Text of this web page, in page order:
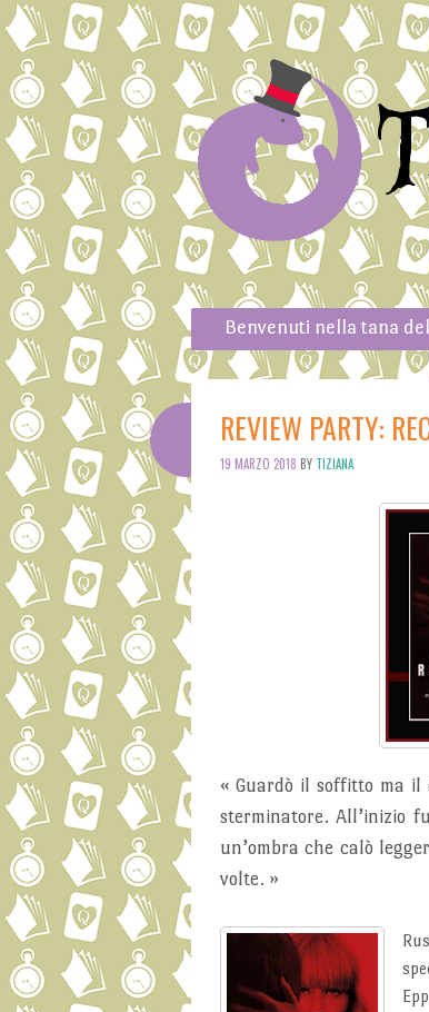
Benvenuti nella tana
Menu
Skip to content
REVIEW PARTY:
19 MARZO 2018 BY TIZIANA
«Guardò il soffitto ma il
sterminatore. All’inizio
un’ombra che calò
volte. »